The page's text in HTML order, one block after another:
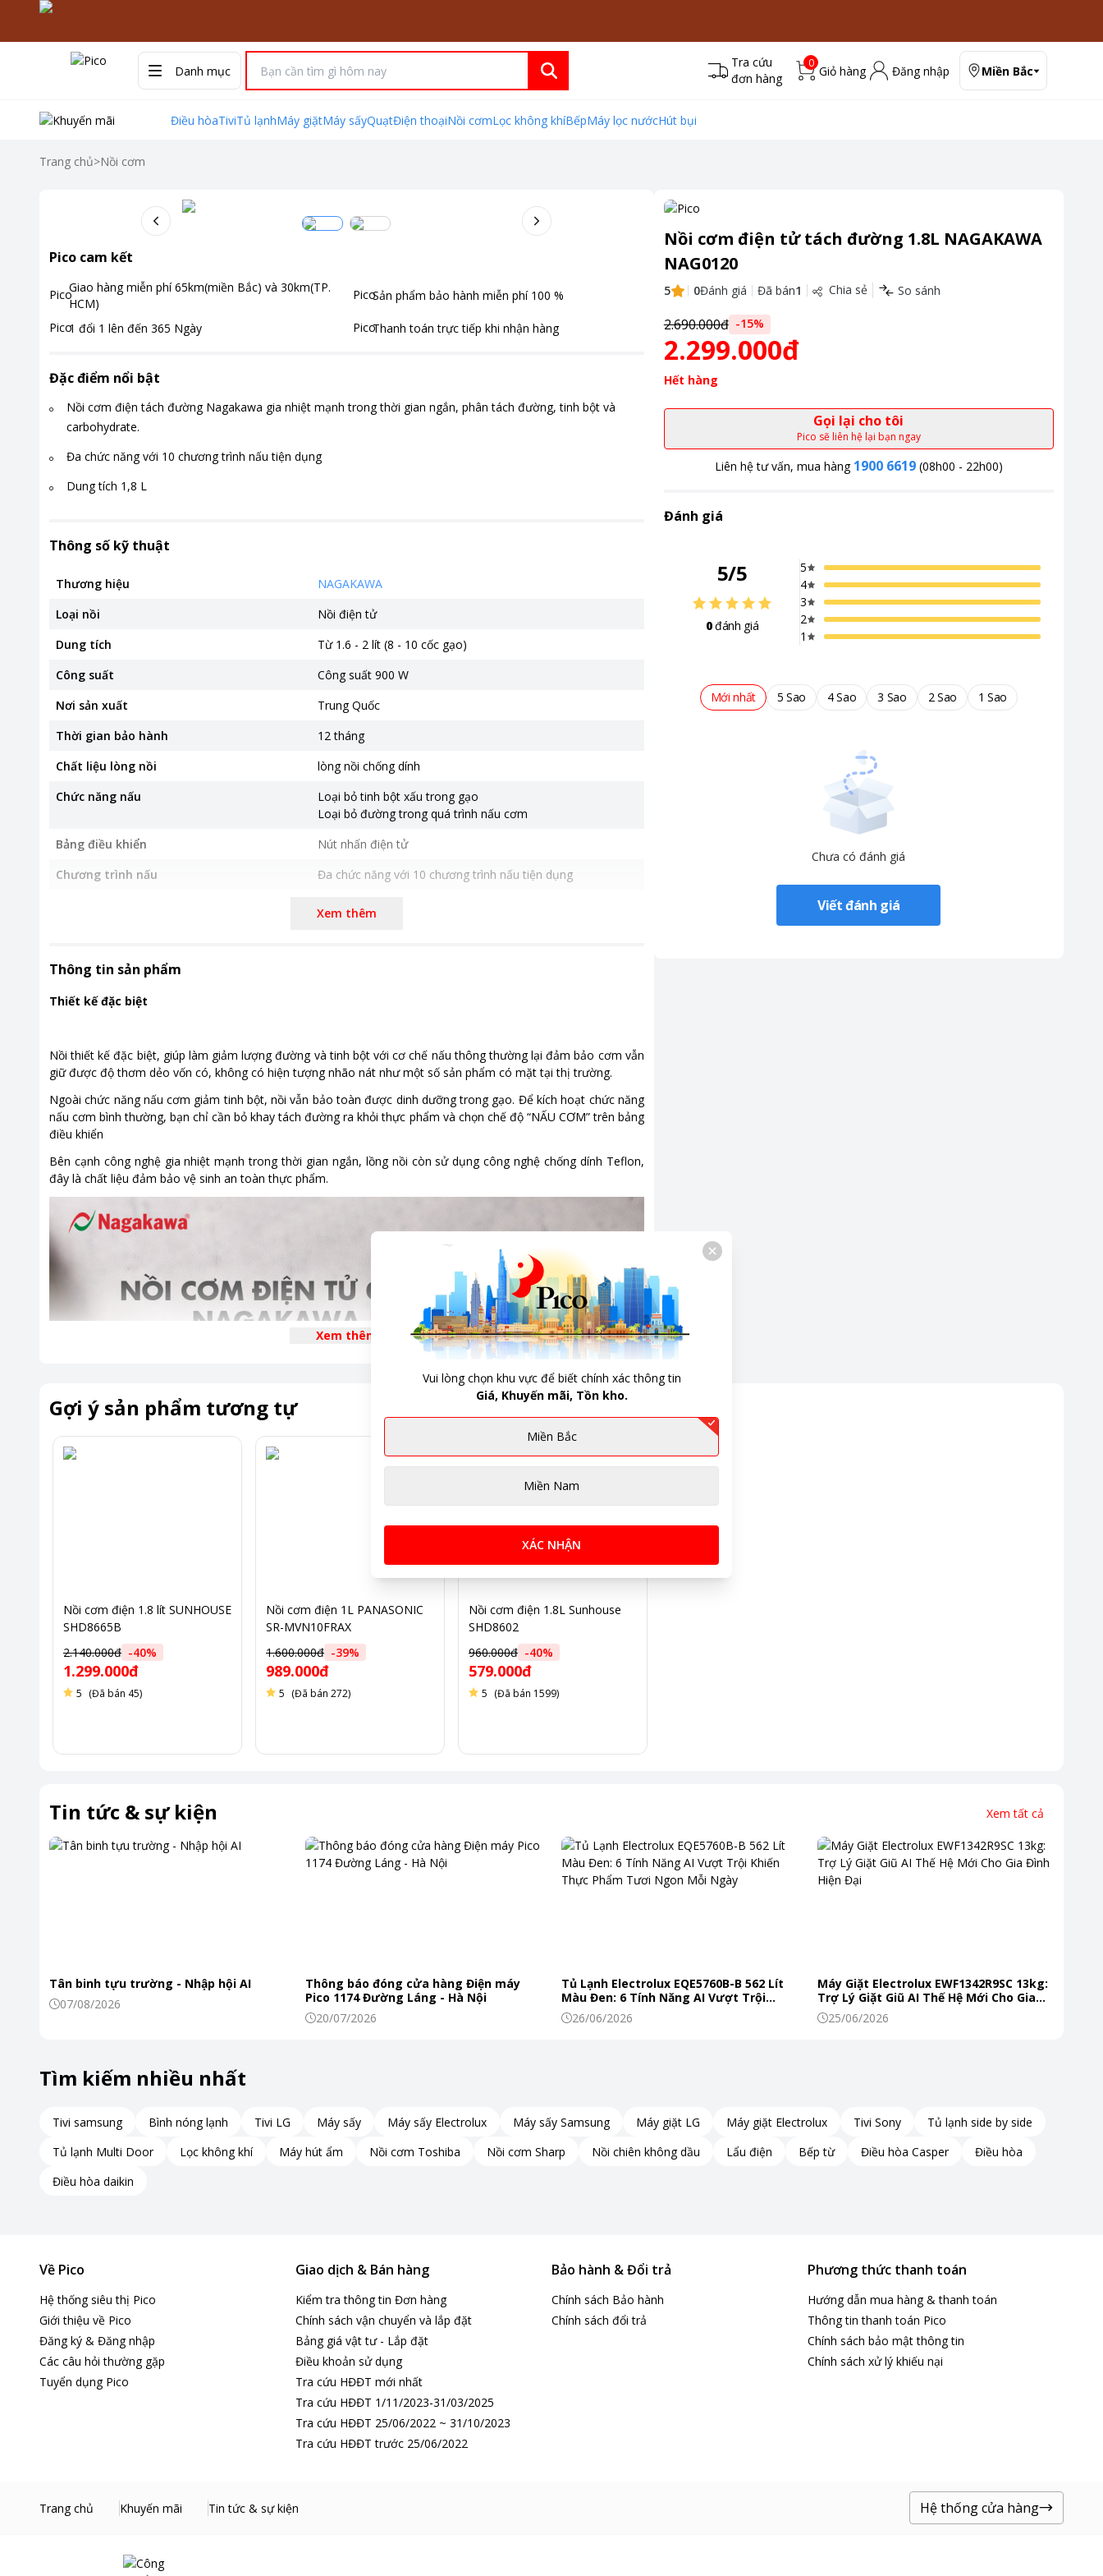
Danh mục
Tra cứu
đơn hàng
0
Giỏ hàng Đăng nhập Miền Bắc
Điều hòaTiviTủ lạnhMáy giặtMáy sấyQuạtĐiện thoạiNồi cơmLọc không khíBếpMáy lọc nướcHút bụi
Trang chủ>Nồi cơm
Pico cam kết
Giao hàng miễn phí 65km(miền Bắc) và 30km(TP.
HCM)
Sản phẩm bảo hành miễn phí 100 %
1 đổi 1 lên đến 365 Ngày Thanh toán trực tiếp khi nhận hàng
Đặc điểm nổi bật
Nồi cơm điện tách đường Nagakawa gia nhiệt mạnh trong thời gian ngắn, phân tách đường, tinh bột và
carbohydrate.
Đa chức năng với 10 chương trình nấu tiện dụng
Dung tích 1,8 L
Thông số kỹ thuật
Thương hiệu
NAGAKAWA
Loại nồi
Nồi điện tử
Dung tích
Từ 1.6 - 2 lít (8 - 10 cốc gạo)
Công suất
Công suất 900 W
Nơi sản xuất
Trung Quốc
Thời gian bảo hành
12 tháng
Chất liệu lòng nồi
lòng nồi chống dính
Chức năng nấu
Loại bỏ tinh bột xấu trong gạo
Loại bỏ đường trong quá trình nấu cơm
Bảng điều khiển
Nút nhấn điện tử
Chương trình nấu
Đa chức năng với 10 chương trình nấu tiện dụng
Từ 2 - 5 triệu
Xem thêm
Thông tin sản phẩm
Thiết kế đặc biệt
Nồi thiết kế đặc biệt, giúp làm giảm lượng đường và tinh bột với cơ chế nấu thông thường lại đảm bảo cơm vẫn
giữ được độ thơm dẻo vốn có, không có hiện tượng nhão nát như một số sản phẩm có mặt tại thị trường.
Ngoài chức năng nấu cơm giảm tinh bột, nồi vẫn bảo toàn được dinh dưỡng trong gạo. Để kích hoạt chức năng
nấu cơm bình thường, bạn chỉ cần bỏ khay tách đường ra khỏi thực phẩm và chọn chế độ “NẤU CƠM” trên bảng
điều khiển
Bên cạnh công nghệ gia nhiệt mạnh trong thời gian ngắn, lồng nồi còn sử dụng công nghệ chống dính Teflon,
đây là chất liệu đảm bảo vệ sinh an toàn thực phẩm.
Dễ sử dụng
Nồi cơm điện tử Nagakawa NAG0120 có dung tích 1,8 lít rất tiện dụng thích hợp sử dụng để nấu cơm cho gia
đình có từ 4-6 thành viên
Xem thêm
Nồi cơm điện tử tách đường 1.8L NAGAKAWA
NAG0120
5 0Đánh giá Đã bán1 Chia sẻ So sánh
2.690.000đ -15%
2.299.000đ
Hết hàng
Gọi lại cho tôi
Pico sẽ liên hệ lại bạn ngay
Liên hệ tư vấn, mua hàng 1900 6619 (08h00 - 22h00)
Đánh giá
5/5
0đánh giá
5
4
3
2
1
Mới nhất 5 Sao 4 Sao 3 Sao 2 Sao 1 Sao
Chưa có đánh giá
Viết đánh giá
Gợi ý sản phẩm tương tự
Nồi cơm điện 1.8 lít SUNHOUSE
SHD8665B
2.140.000đ -40%
1.299.000đ
5 (Đã bán 45)
Nồi cơm điện 1L PANASONIC
SR-MVN10FRAX
1.600.000đ -39%
989.000đ
5 (Đã bán 272)
Nồi cơm điện 1.8L Sunhouse
SHD8602
960.000đ -40%
579.000đ
5 (Đã bán 1599)
Tin tức & sự kiện Xem tất cả
Tân binh tựu trường - Nhập hội AI
07/08/2026
Thông báo đóng cửa hàng Điện máy
Pico 1174 Đường Láng - Hà Nội
20/07/2026
Tủ Lạnh Electrolux EQE5760B-B 562 Lít
Màu Đen: 6 Tính Năng AI Vượt Trội
Khiến Thực Phẩm Tươi Ngon Mỗi Ngày
26/06/2026
Máy Giặt Electrolux EWF1342R9SC 13kg:
Trợ Lý Giặt Giũ AI Thế Hệ Mới Cho Gia
Đình Hiện Đại
25/06/2026
Tìm kiếm nhiều nhất
Tivi samsung Bình nóng lạnh Tivi LG Máy sấy Máy sấy Electrolux Máy sấy Samsung Máy giặt LG Máy giặt Electrolux Tivi Sony
Tủ lạnh side by side
Tủ lạnh Multi Door
Lọc không khí Máy hút ẩm Nồi cơm Toshiba Nồi cơm Sharp Nồi chiên không dầu Lẩu điện Bếp từ Điều hòa Casper
Điều hòa
Điều hòa daikin
Về Pico
Hệ thống siêu thị Pico
Giới thiệu về Pico
Đăng ký & Đăng nhập
Các câu hỏi thường gặp
Tuyển dụng Pico
Giao dịch & Bán hàng
Kiểm tra thông tin Đơn hàng
Chính sách vận chuyển và lắp đặt
Bảng giá vật tư - Lắp đặt
Điều khoản sử dụng
Tra cứu HĐĐT mới nhất
Tra cứu HĐĐT 1/11/2023-31/03/2025
Tra cứu HĐĐT 25/06/2022 ~ 31/10/2023
Tra cứu HĐĐT trước 25/06/2022
Bảo hành & Đổi trả
Chính sách Bảo hành
Chính sách đổi trả
Phương thức thanh toán
Hướng dẫn mua hàng & thanh toán
Thông tin thanh toán Pico
Chính sách bảo mật thông tin
Chính sách xử lý khiếu nại
Trang chủ Khuyến mãi Tin tức & sự kiện Hệ thống cửa hàng
Vui lòng chọn khu vực để biết chính xác thông tin
Giá, Khuyến mãi, Tồn kho.
Miền Bắc
Miền Nam
XÁC NHẬN